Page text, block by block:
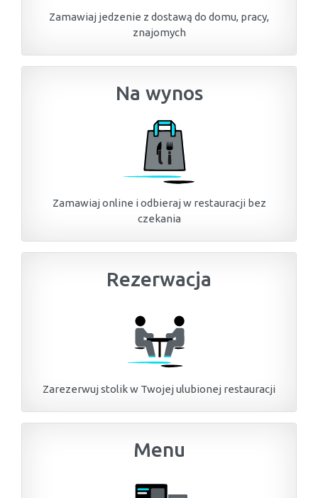
Zamawiaj jedzenie z dostawą do domu, pracy,
znajomych
Na wynos
Zamawiaj online i odbieraj w restauracji bez
czekania
Rezerwacja
Zarezerwuj stolik w Twojej ulubionej restauracji
Menu